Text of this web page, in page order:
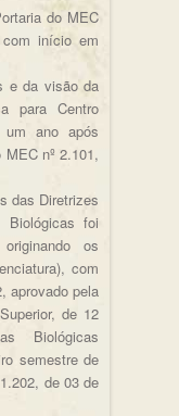
do MEC
início em
e da visão da
para Centro
um ano após
nº 2.101,
das Diretrizes
Biológicas foi
os
com
aprovado pela
de 12
Biológicas
semestre de
de 03 de